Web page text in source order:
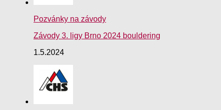
Pozvánky na závody
Závody 3. ligy Brno 2024 bouldering
1.5.2024